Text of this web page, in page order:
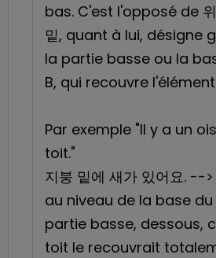
bas. C'est l'opposé de
밑, quant à lui, désigne
la partie basse ou la
B, qui recouvre l'élément
Par exemple "Il y a un
toit."
지붕 밑에 새가 있어요. --
au niveau de la base
partie basse, dessous,
toit le recouvrait